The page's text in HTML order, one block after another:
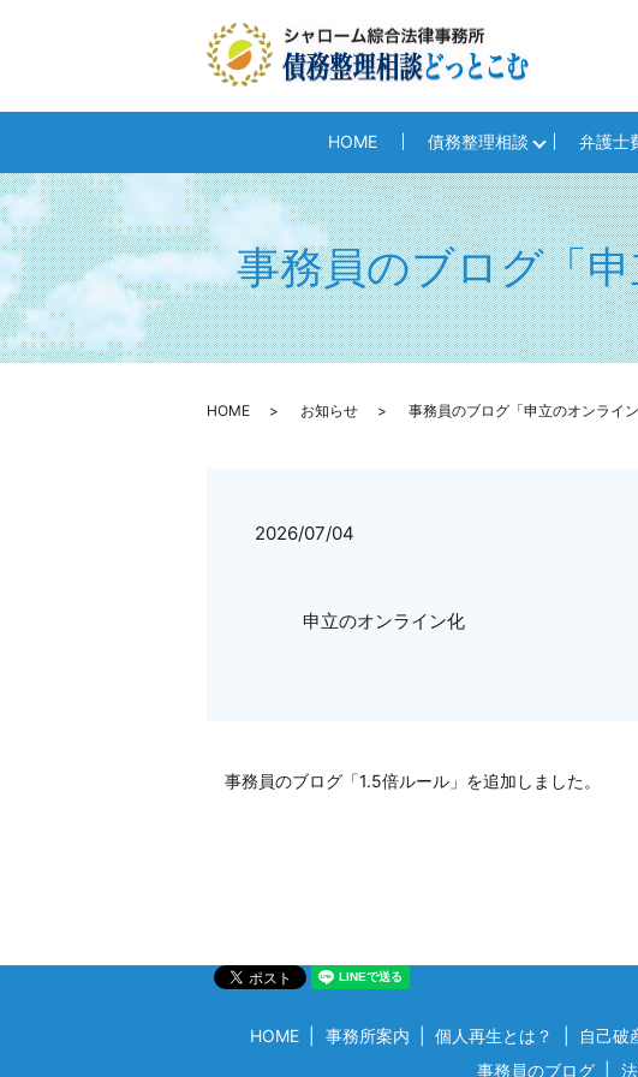
HOME 債務整理相談 弁護士
事務員のブログ「
HOME お知らせ 事務員のブログ「申立のオンライ
2026/07/04
申立のオンライン化
事務員のブログ「1.5倍ルール」を追加しました。
HOME 事務所案内 個人再生とは？ 自己破
事務員のブログ